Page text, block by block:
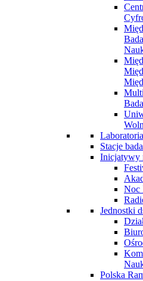
Stacje
Inicjatywy
Noc
Jednostki
Polska